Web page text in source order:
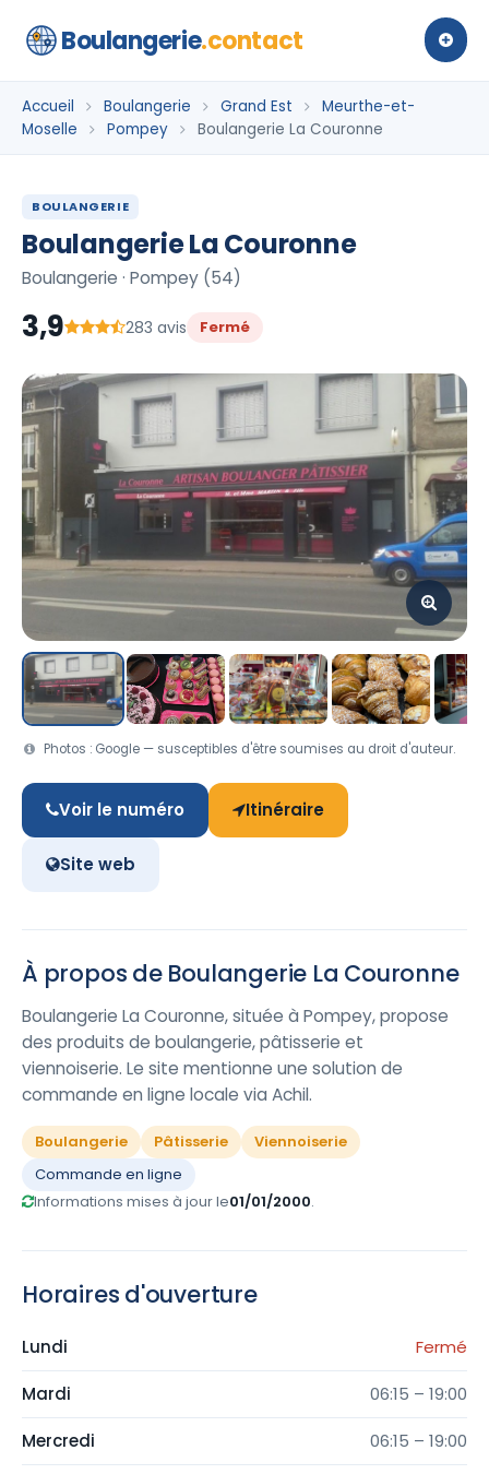
Boulangerie.contact
Accueil Boulangerie Grand Est
Meurthe-et-
Moselle
Pompey Boulangerie La Couronne
BOULANGERIE
Boulangerie La Couronne
Boulangerie · Pompey (54)
3,9 283 avis Fermé
Photos : Google — susceptibles d'être soumises au droit d'auteur.
Voir le numéro Itinéraire
Site web
À propos de Boulangerie La Couronne
Boulangerie La Couronne, située à Pompey, propose
des produits de boulangerie, pâtisserie et
viennoiserie. Le site mentionne une solution de
commande en ligne locale via Achil.
Boulangerie Pâtisserie
Viennoiserie
Commande en ligne
Informations mises à jour le01/01/2000.
Horaires d'ouverture
Lundi Fermé
Mardi 06:15 – 19:00
Mercredi 06:15 – 19:00